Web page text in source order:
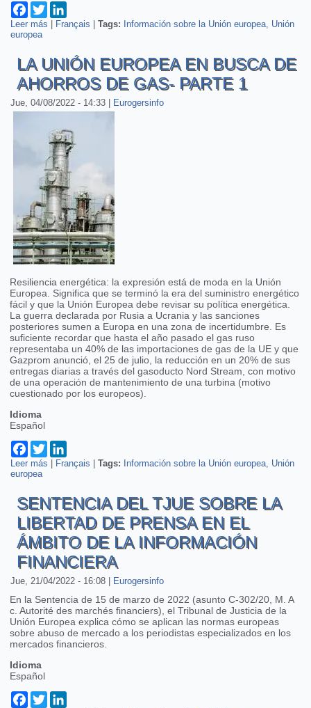
Facebook
Twitter
Leer más sobre La Unión Europea en busca de ahorros de gas - parte 2
Français |Tags: Información sobre la Unión europea Unión
europea
LA UNIÓN EUROPEA EN BUSCA DE
AHORROS DE GAS- PARTE 1
Jue, 04/08/2022 - 14:33 Eurogersinfo
Resiliencia energética: la expresión está de moda en la Unión
Europea. Significa que se terminó la era del suministro energético
fácil y que la Unión Europea debe revisar su política energética.
La guerra declarada por Rusia a Ucrania y las sanciones
posteriores sumen a Europa en una zona de incertidumbre. Es
suficiente recordar que hasta el año pasado el gas ruso
representaba un 40% de las importaciones de gas de la UE y que
Gazprom anunció, el 25 de julio, la reducción en un 20% de sus
entregas diarias a través del gasoducto Nord Stream, con motivo
de una operación de mantenimiento de una turbina (motivo
cuestionado por los europeos).
Idioma
Español
Facebook
Twitter
Leer más sobre La Unión Europea en busca de ahorros de gas- parte 1
Français |Tags: Información sobre la Unión europea Unión
europea
SENTENCIA DEL TJUE SOBRE LA
LIBERTAD DE PRENSA EN EL
ÁMBITO DE LA INFORMACIÓN
FINANCIERA
Jue, 21/04/2022 - 16:08 Eurogersinfo
En la Sentencia de 15 de marzo de 2022 (asunto C-302/20, M. A
c. Autorité des marchés financiers), el Tribunal de Justicia de la
Unión Europea explica cómo se aplican las normas europeas
sobre abuso de mercado a los periodistas especializados en los
mercados financieros.
Idioma
Español
Facebook
Twitter